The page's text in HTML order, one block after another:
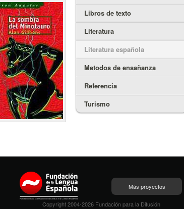
Libros de texto
Literatura
Literatura española
Metodos de ensañanza
Referencia
Turismo
Más proyectos
Copyright 2004-2026 Fundación para la Difusión